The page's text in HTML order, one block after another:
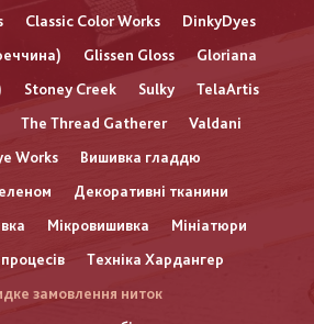
Classic Color Works
DinkyDyes
Glissen Gloss
Gloriana
Stoney Creek Sulky
TelaArtis
The Thread Gatherer
Valdani
Works
Вишивка гладдю
Декоративні тканини
Мікровишивка
Мініатюри
Техніка Хардангер
замовлення ниток